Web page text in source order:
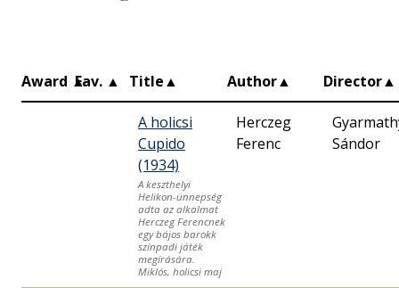
Award ▲
Fav. ▲ Title▲ Author▲ Director▲
A holicsi
Cupido
(1934)
A keszthelyi
Helikon-ünnepség
adta az alkalmat
Herczeg Ferencnek
egy bájos barokk
színpadi játék
megírására.
Miklós, holicsi maj
Herczeg
Ferenc
Sándor